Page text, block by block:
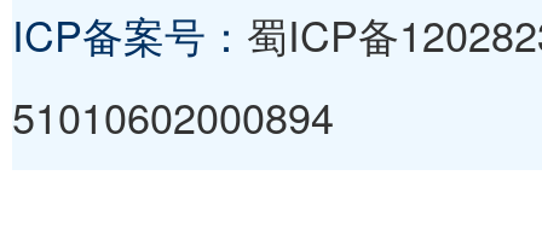
ICP备案号： 蜀ICP备
51010602000894